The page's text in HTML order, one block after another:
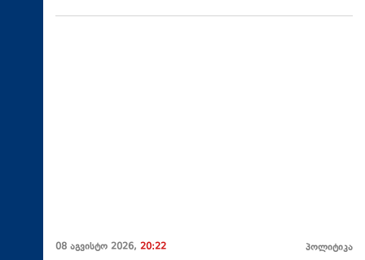
08 აგვისტო 2026, 20:22 პოლიტიკა